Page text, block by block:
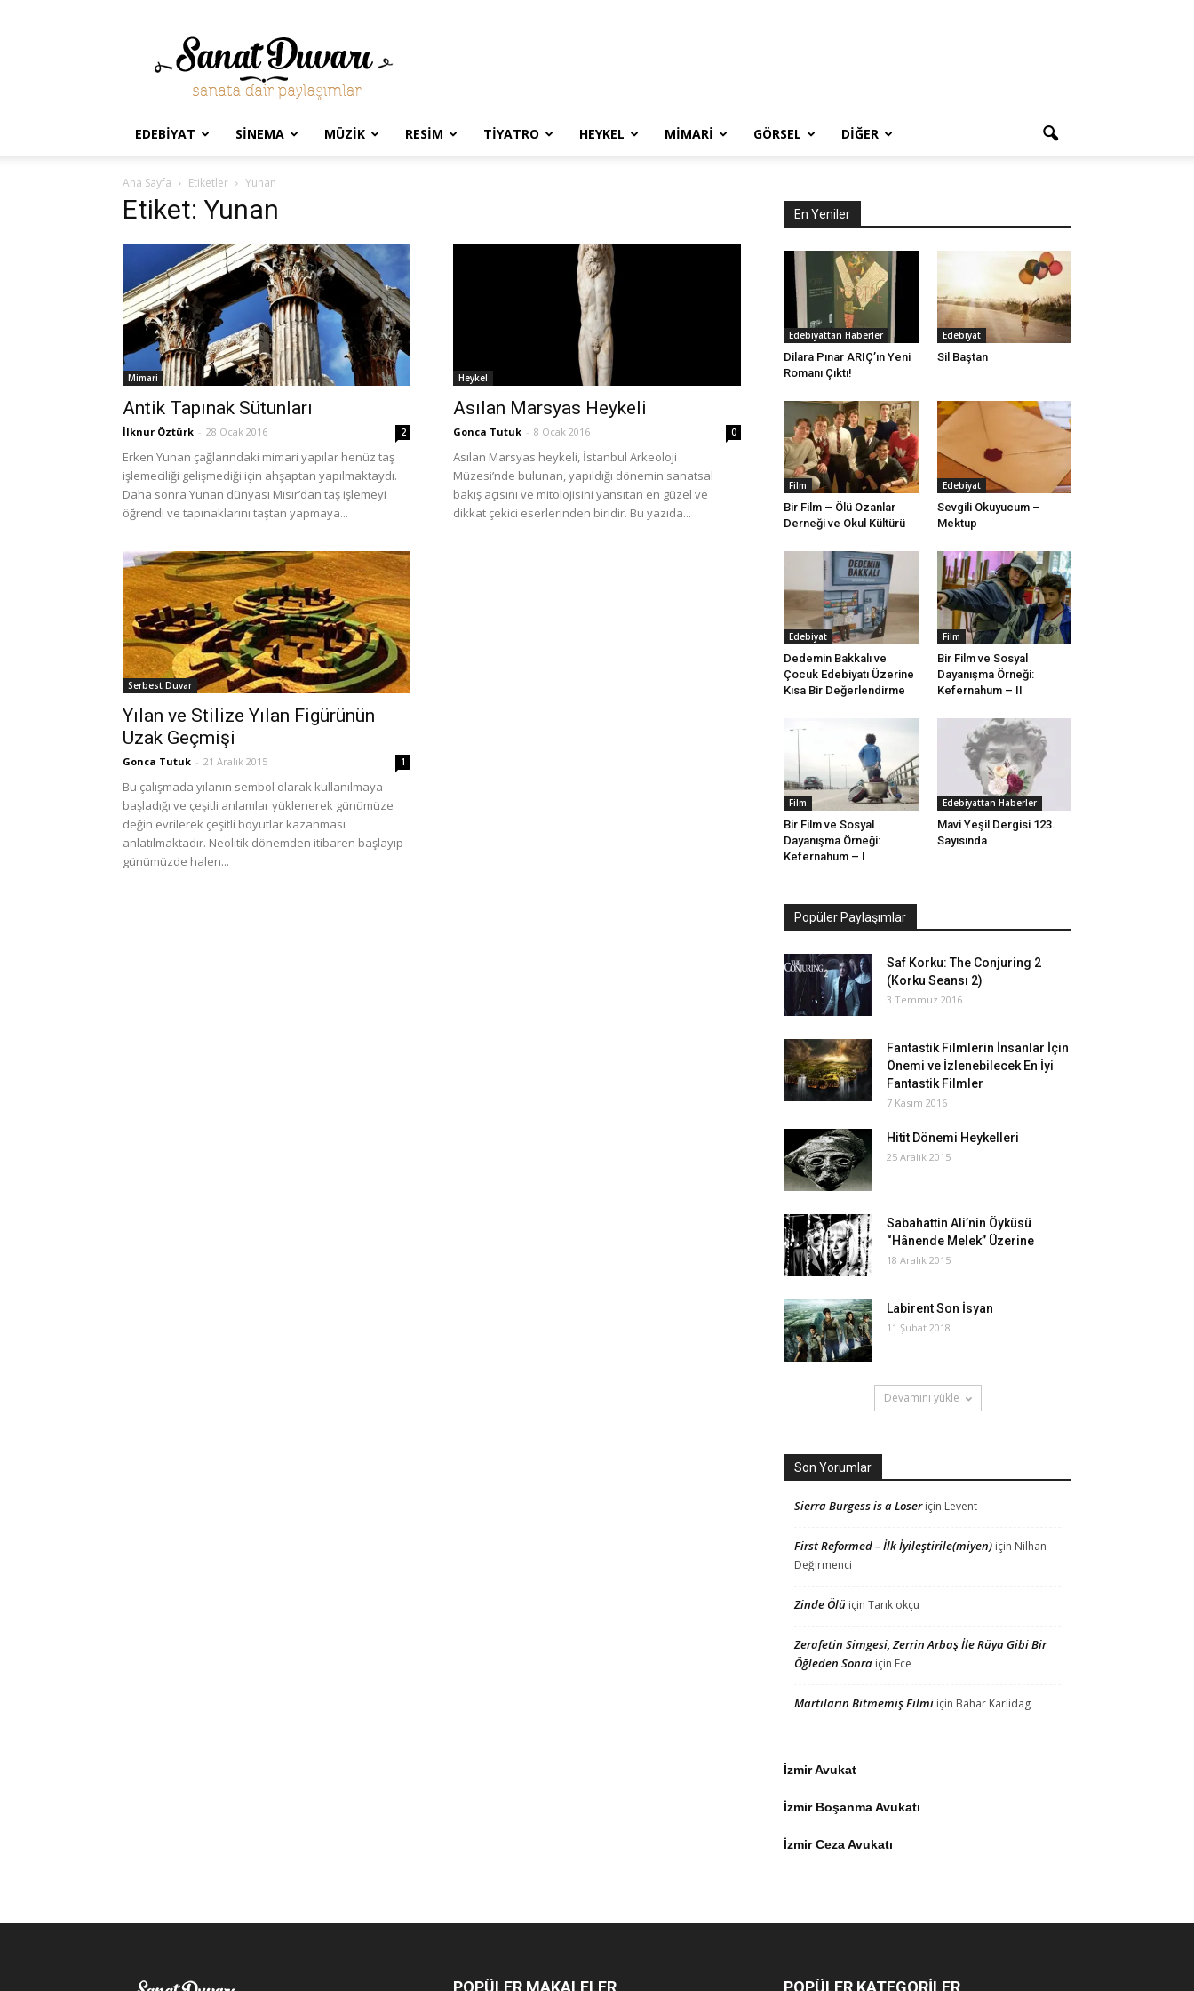
Sanat
Duvarı
EDEBIYAT SINEMA MÜZIK RESIM TIYATRO HEYKEL MIMARI GÖRSEL DIĞER
Ana Sayfa Etiketler Yunan
Etiket: Yunan
Mimari
Antik Tapınak Sütunları
İlknur Öztürk - 28 Ocak 2016 2
Erken Yunan çağlarındaki mimari yapılar henüz taş
işlemeciliği gelişmediği için ahşaptan yapılmaktaydı.
Daha sonra Yunan dünyası Mısır’dan taş işlemeyi
öğrendi ve tapınaklarını taştan yapmaya...
Heykel
Asılan Marsyas Heykeli
Gonca Tutuk - 8 Ocak 2016 0
Asılan Marsyas heykeli, İstanbul Arkeoloji
Müzesi’nde bulunan, yapıldığı dönemin sanatsal
bakış açısını ve mitolojisini yansıtan en güzel ve
dikkat çekici eserlerinden biridir. Bu yazıda...
Serbest Duvar
Yılan ve Stilize Yılan Figürünün
Uzak Geçmişi
Gonca Tutuk - 21 Aralık 2015 1
Bu çalışmada yılanın sembol olarak kullanılmaya
başladığı ve çeşitli anlamlar yüklenerek günümüze
değin evrilerek çeşitli boyutlar kazanması
anlatılmaktadır. Neolitik dönemden itibaren başlayıp
günümüzde halen...
En Yeniler
Edebiyattan Haberler
Dilara Pınar ARIÇ’ın Yeni
Romanı Çıktı!
Edebiyat
Sil Baştan
Film
Bir Film – Ölü Ozanlar
Derneği ve Okul Kültürü
Edebiyat
Sevgili Okuyucum –
Mektup
Edebiyat
Dedemin Bakkalı ve
Çocuk Edebiyatı Üzerine
Kısa Bir Değerlendirme
Film
Bir Film ve Sosyal
Dayanışma Örneği:
Kefernahum – II
Film
Bir Film ve Sosyal
Dayanışma Örneği:
Kefernahum – I
Edebiyattan Haberler
Mavi Yeşil Dergisi 123.
Sayısında
Popüler Paylaşımlar
Saf Korku: The Conjuring 2
(Korku Seansı 2)
3 Temmuz 2016
Fantastik Filmlerin İnsanlar İçin
Önemi ve İzlenebilecek En İyi
Fantastik Filmler
7 Kasım 2016
Hitit Dönemi Heykelleri
25 Aralık 2015
Sabahattin Ali’nin Öyküsü
“Hânende Melek” Üzerine
18 Aralık 2015
Labirent Son İsyan
11 Şubat 2018
Devamını yükle
Son Yorumlar
Sierra Burgess is a Loseriçin Levent
First Reformed – İlk İyileştirile(miyen) için Nilhan
Değirmenci
Zinde Ölü için Tarık okçu
Zerafetin Simgesi, Zerrin Arbaş İle Rüya Gibi Bir
Öğleden Sonra için Ece
Martıların Bitmemiş Filmi için Bahar Karlidag
İzmir Avukat
İzmir Boşanma Avukatı
İzmir Ceza Avukatı
POPÜLER MAKALELER POPÜLER KATEGORİLER